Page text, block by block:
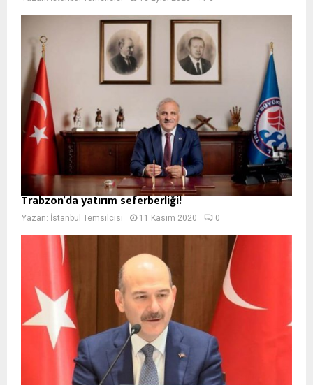
Trabzon’da yatırım seferberliği!
Yazan: İstanbul Temsilcisi 11 Kasım 2020 0